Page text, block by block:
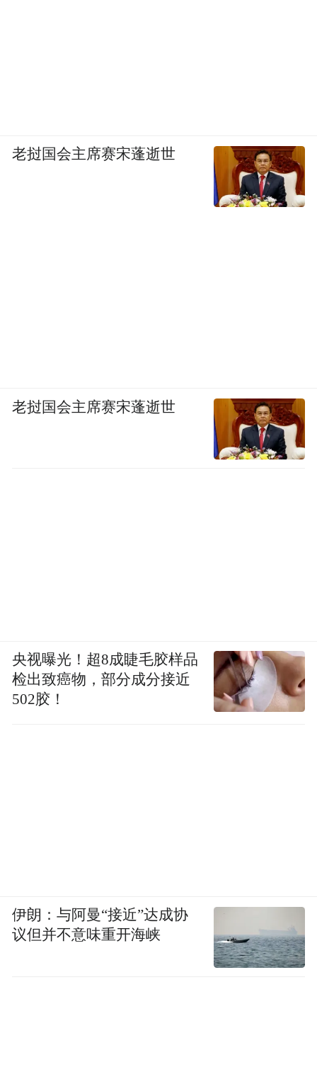
老挝国会主席赛宋蓬逝世
老挝国会主席赛宋蓬逝世
央视曝光！超8成睫毛胶样品
检出致癌物，部分成分接近
502胶！
伊朗：与阿曼“接近”达成协
议但并不意味重开海峡